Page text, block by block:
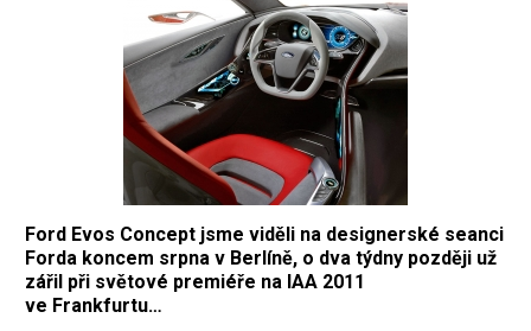
Ford Evos Concept jsme viděli na designerské seanci
Forda koncem srpna v Berlíně, o dva týdny později už
zářil při světové premiéře na IAA 2011
ve Frankfurtu…